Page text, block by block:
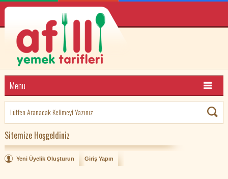
Menu
Sitemize Hoşgeldiniz
Yeni Üyelik Oluşturun Giriş Yapın